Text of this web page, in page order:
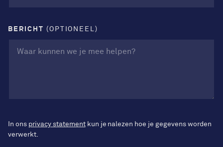
BERICHT (OPTIONEEL)
In ons privacy statementkun je nalezen hoe je gegevens worden
verwerkt.